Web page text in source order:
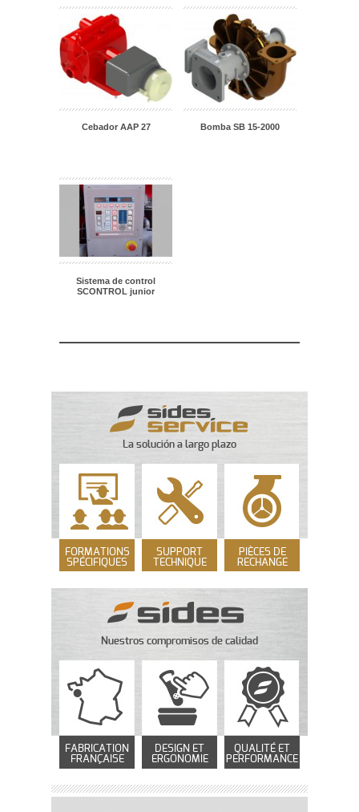
Cebador AAP 27 Bomba SB 15-2000
Sistema de control
SCONTROL junior
La solución a largo plazo
FORMATIONS
SPÉCIFIQUES
SUPPORT
TECHNIQUE
PIÈCES DE
RECHANGE
Nuestros compromisos de calidad
FABRICATION
FRANÇAISE
DESIGN ET
ERGONOMIE
QUALITÉ ET
PERFORMANCE